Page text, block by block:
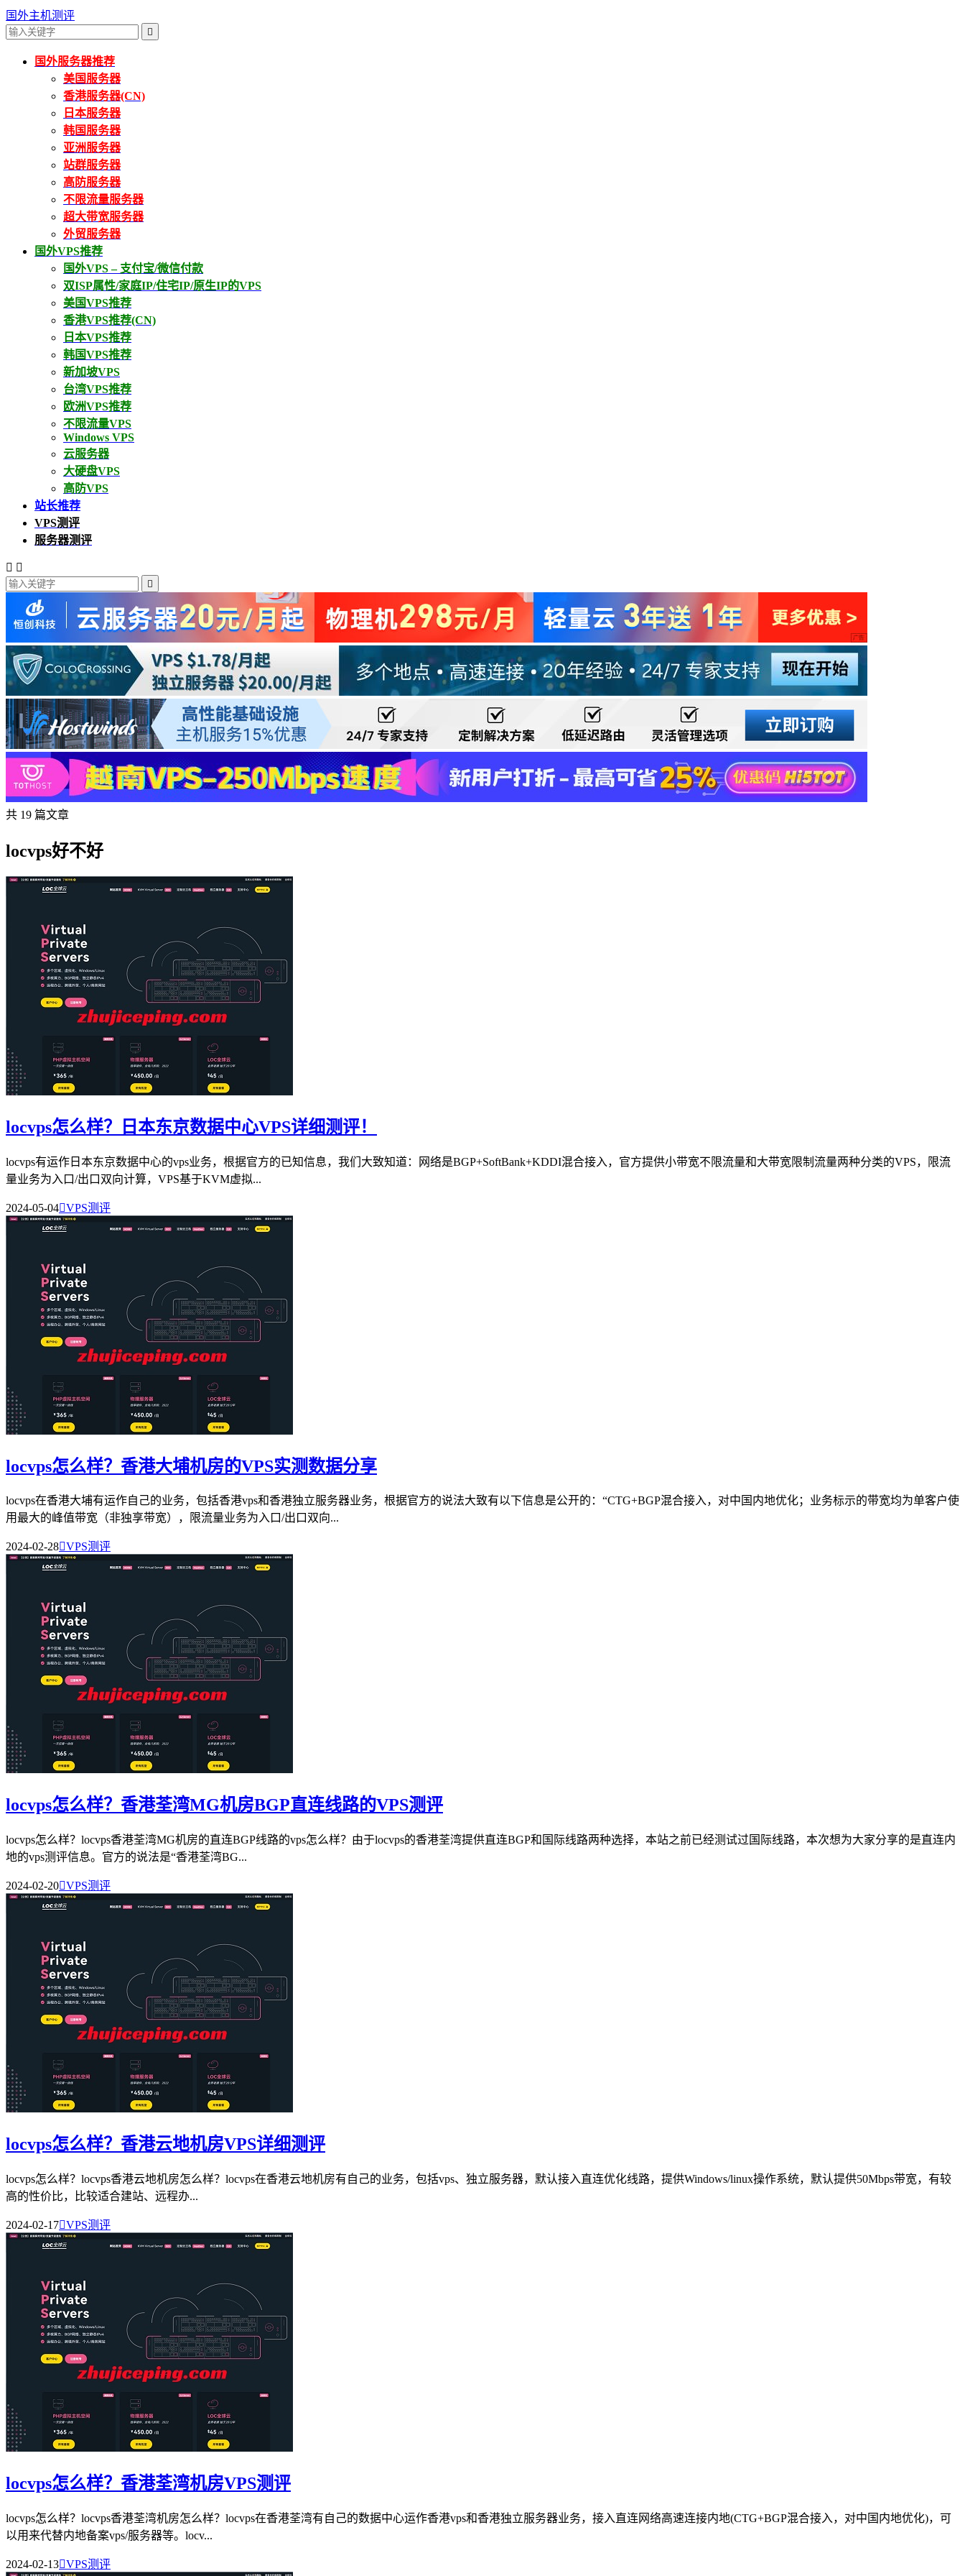
国外主机测评

国外服务器推荐
美国服务器
香港服务器(CN)
日本服务器
韩国服务器
亚洲服务器
站群服务器
高防服务器
不限流量服务器
超大带宽服务器
外贸服务器
国外VPS推荐
国外VPS – 支付宝/微信付款
双ISP属性/家庭IP/住宅IP/原生IP的VPS
美国VPS推荐
香港VPS推荐(CN)
日本VPS推荐
韩国VPS推荐
新加坡VPS
台湾VPS推荐
欧洲VPS推荐
不限流量VPS
Windows VPS
云服务器
大硬盘VPS
高防VPS
站长推荐
VPS测评
服务器测评
 

共 19 篇文章
locvps好不好
locvps怎么样？日本东京数据中心VPS详细测评！
locvps有运作日本东京数据中心的vps业务，根据官方的已知信息，我们大致知道：网络是BGP+SoftBank+KDDI混合接入，官方提供小带宽不限流量和大带宽限制流量两种分类的VPS，限流
量业务为入口/出口双向计算，VPS基于KVM虚拟...
2024-05-04VPS测评
locvps怎么样？香港大埔机房的VPS实测数据分享
locvps在香港大埔有运作自己的业务，包括香港vps和香港独立服务器业务，根据官方的说法大致有以下信息是公开的：“CTG+BGP混合接入，对中国内地优化；业务标示的带宽均为单客户使
用最大的峰值带宽（非独享带宽），限流量业务为入口/出口双向...
2024-02-28VPS测评
locvps怎么样？香港荃湾MG机房BGP直连线路的VPS测评
locvps怎么样？locvps香港荃湾MG机房的直连BGP线路的vps怎么样？由于locvps的香港荃湾提供直连BGP和国际线路两种选择，本站之前已经测试过国际线路，本次想为大家分享的是直连内
地的vps测评信息。官方的说法是“香港荃湾BG...
2024-02-20VPS测评
locvps怎么样？香港云地机房VPS详细测评
locvps怎么样？locvps香港云地机房怎么样？locvps在香港云地机房有自己的业务，包括vps、独立服务器，默认接入直连优化线路，提供Windows/linux操作系统，默认提供50Mbps带宽，有较
高的性价比，比较适合建站、远程办...
2024-02-17VPS测评
locvps怎么样？香港荃湾机房VPS测评
locvps怎么样？locvps香港荃湾机房怎么样？locvps在香港荃湾有自己的数据中心运作香港vps和香港独立服务器业务，接入直连网络高速连接内地(CTG+BGP混合接入，对中国内地优化)，可
以用来代替内地备案vps/服务器等。locv...
2024-02-13VPS测评